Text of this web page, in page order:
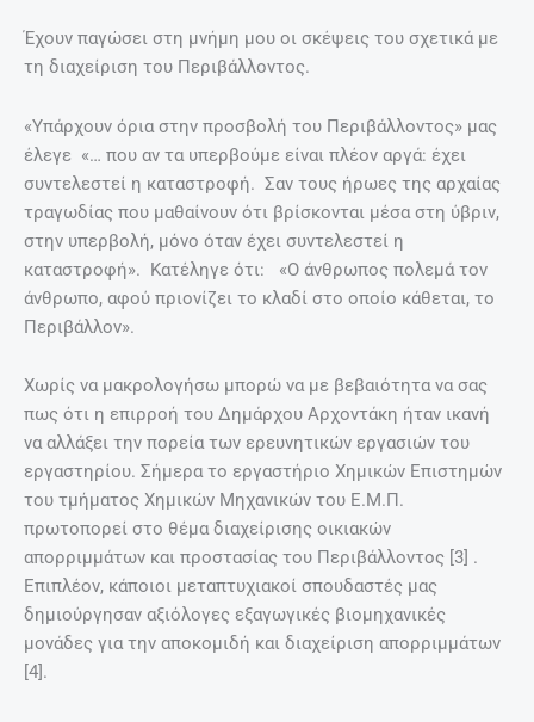
Έχουν παγώσει στη μνήμη μου οι σκέψεις του σχετικά με
τη διαχείριση του Περιβάλλοντος.
«Υπάρχουν όρια στην προσβολή του Περιβάλλοντος» μας
έλεγε «… που αν τα υπερβούμε είναι πλέον αργά: έχει
συντελεστεί η καταστροφή. Σαν τους ήρωες της αρχαίας
τραγωδίας που μαθαίνουν ότι βρίσκονται μέσα στη ύβριν,
στην υπερβολή, μόνο όταν έχει συντελεστεί η
καταστροφή». Κατέληγε ότι: «Ο άνθρωπος πολεμά τον
άνθρωπο, αφού πριονίζει το κλαδί στο οποίο κάθεται, το
Περιβάλλον».
Χωρίς να μακρολογήσω μπορώ να με βεβαιότητα να σας
πως ότι η επιρροή του Δημάρχου Αρχοντάκη ήταν ικανή
να αλλάξει την πορεία των ερευνητικών εργασιών του
εργαστηρίου. Σήμερα το εργαστήριο Χημικών Επιστημών
του τμήματος Χημικών Μηχανικών του Ε.Μ.Π.
πρωτοπορεί στο θέμα διαχείρισης οικιακών
απορριμμάτων και προστασίας του Περιβάλλοντος [3] .
Επιπλέον, κάποιοι μεταπτυχιακοί σπουδαστές μας
δημιούργησαν αξιόλογες εξαγωγικές βιομηχανικές
μονάδες για την αποκομιδή και διαχείριση απορριμμάτων
[4].